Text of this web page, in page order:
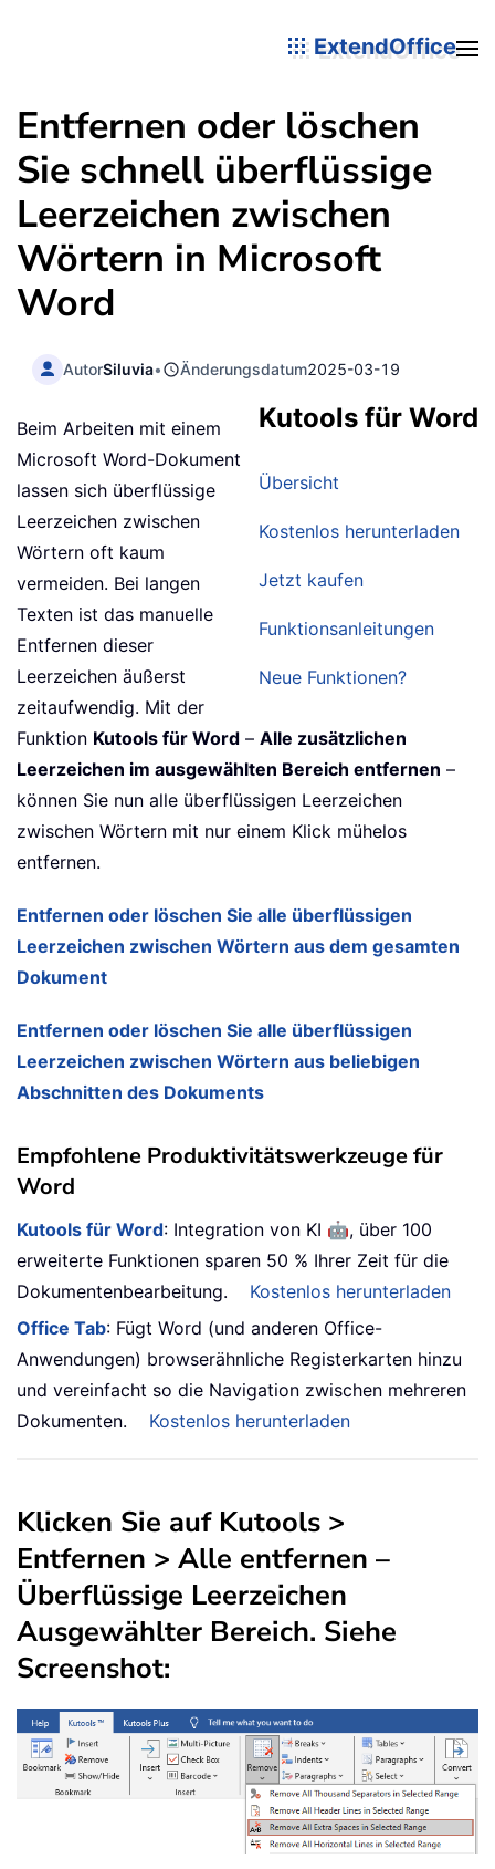
ExtendOffice
Entfernen oder löschen
Sie schnell überflüssige
Leerzeichen zwischen
Wörtern in Microsoft
Word
AutorSiluvia• Änderungsdatum2025-03-19
Kutools für Word
Übersicht
Kostenlos herunterladen
Jetzt kaufen
Funktionsanleitungen
Neue Funktionen?
Beim Arbeiten mit einem
Microsoft Word-Dokument
lassen sich überflüssige
Leerzeichen zwischen
Wörtern oft kaum
vermeiden. Bei langen
Texten ist das manuelle
Entfernen dieser
Leerzeichen äußerst
zeitaufwendig. Mit der
Funktion Kutools für Word – Alle zusätzlichen
Leerzeichen im ausgewählten Bereich entfernen –
können Sie nun alle überflüssigen Leerzeichen
zwischen Wörtern mit nur einem Klick mühelos
entfernen.
Entfernen oder löschen Sie alle überflüssigen
Leerzeichen zwischen Wörtern aus dem gesamten
Dokument
Entfernen oder löschen Sie alle überflüssigen
Leerzeichen zwischen Wörtern aus beliebigen
Abschnitten des Dokuments
Empfohlene Produktivitätswerkzeuge für
Word
Kutools für Word: Integration von KI 🤖, über 100
erweiterte Funktionen sparen 50 % Ihrer Zeit für die
Dokumentenbearbeitung.
Kostenlos herunterladen
Office Tab: Fügt Word (und anderen Office-
Anwendungen) browserähnliche Registerkarten hinzu
und vereinfacht so die Navigation zwischen mehreren
Dokumenten.
Kostenlos herunterladen
Klicken Sie auf Kutools >
Entfernen > Alle entfernen –
Überflüssige Leerzeichen
Ausgewählter Bereich. Siehe
Screenshot: